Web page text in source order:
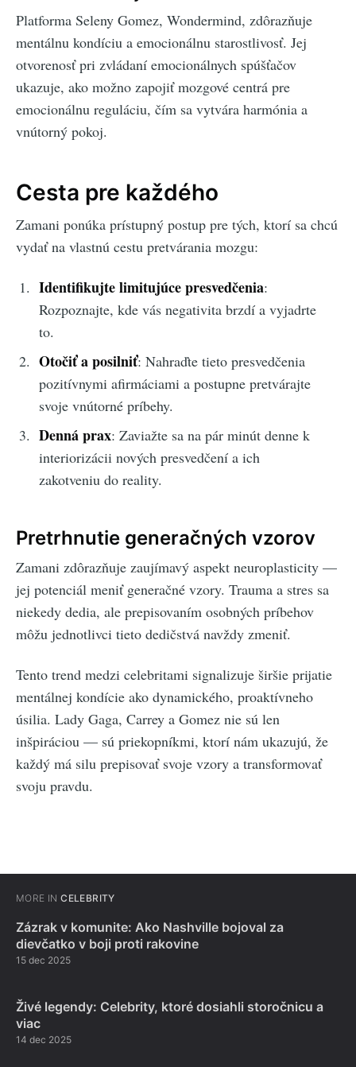
Platforma Seleny Gomez, Wondermind, zdôrazňuje
mentálnu kondíciu a emocionálnu starostlivosť. Jej
otvorenosť pri zvládaní emocionálnych spúšťačov
ukazuje, ako možno zapojiť mozgové centrá pre
emocionálnu reguláciu, čím sa vytvára harmónia a
vnútorný pokoj.
Cesta pre každého
Zamani ponúka prístupný postup pre tých, ktorí sa chcú
vydať na vlastnú cestu pretvárania mozgu:
Identifikujte limitujúce presvedčenia:
Rozpoznajte, kde vás negativita brzdí a vyjadrte
to.
Otočiť a posilniť: Nahraďte tieto presvedčenia
pozitívnymi afirmáciami a postupne pretvárajte
svoje vnútorné príbehy.
Denná prax: Zaviažte sa na pár minút denne k
interiorizácii nových presvedčení a ich
zakotveniu do reality.
Pretrhnutie generačných vzorov
Zamani zdôrazňuje zaujímavý aspekt neuroplasticity —
jej potenciál meniť generačné vzory. Trauma a stres sa
niekedy dedia, ale prepisovaním osobných príbehov
môžu jednotlivci tieto dedičstvá navždy zmeniť.
Tento trend medzi celebritami signalizuje širšie prijatie
mentálnej kondície ako dynamického, proaktívneho
úsilia. Lady Gaga, Carrey a Gomez nie sú len
inšpiráciou — sú priekopníkmi, ktorí nám ukazujú, že
každý má silu prepisovať svoje vzory a transformovať
svoju pravdu.
MORE IN CELEBRITY
Zázrak v komunite: Ako Nashville bojoval za
dievčatko v boji proti rakovine
15 dec 2025
Živé legendy: Celebrity, ktoré dosiahli storočnicu a
viac
14 dec 2025